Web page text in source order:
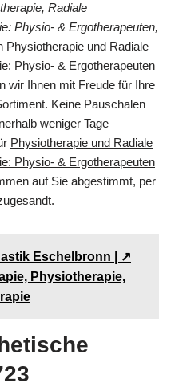
Radiale
Physio- & Ergotherapeuten,
Physiotherapie und Radiale
Physio- & Ergotherapeuten
wir Ihnen mit Freude für Ihre
Keine Pauschalen
weniger Tage
Physiotherapie und Radiale
Physio- & Ergotherapeuten
auf Sie abgestimmt, per
Eschelbronn | ↗️
Physiotherapie,